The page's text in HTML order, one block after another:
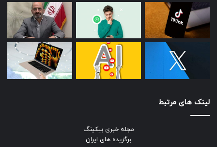
حتما بخوانید :
آمازون هفته جمعه سیاه را به ۱۲ روز تخفیف
تبدیل کرد
رپرتاژ
لینک های مرتبط
مجله خبری بیکینگ
برگزیده های ایران